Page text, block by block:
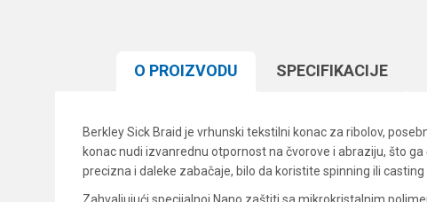
O PROIZVODU SPECIFIKACIJЕ
Berkley Sick Braid je vrhunski tekstilni konac za ribolov,
konac nudi izvanrednu otpornost na čvorove i abraziju, što
precizna i daleke zabačaje, bilo da koristite spinning ili casting